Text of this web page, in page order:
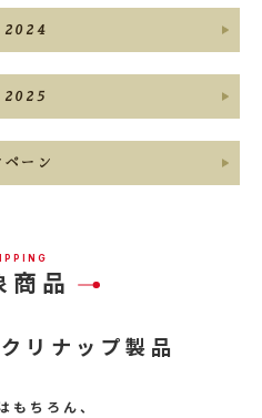
2024
2025
ーン
商品
リナップ製品
もちろん、